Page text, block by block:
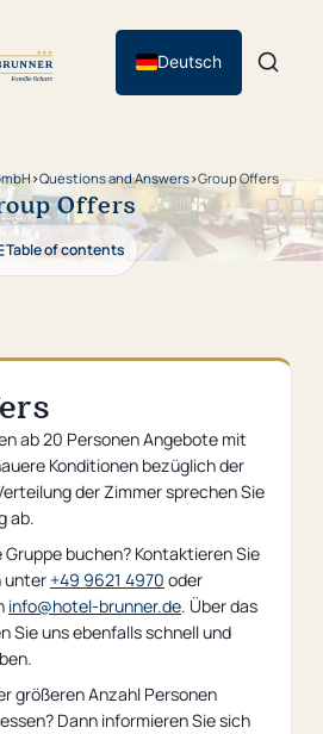
Deutsch
›Questions and Answers›Group Offers
Offers
Table of contents
ab 20 Personen Angebote mit
Konditionen bezüglich der
der Zimmer sprechen Sie
ab.
buchen? Kontaktieren Sie
unter +49 9621 4970 oder
info@hotel-brunner.de. Über das
Sie uns ebenfalls schnell und
größeren Anzahl Personen
Dann informieren Sie sich